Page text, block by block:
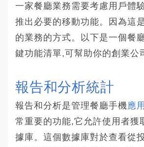
一家餐廳業務需要考慮用戶體
推出必要的移動功能。因為這
的業務的方式。以下是一個餐
鍵功能清單,可幫助你的創業公
報告和分析統計
報告和分析是管理餐廳手機 應
常重要的功能,它允許使用者獲
據庫。這個數據庫對於查看從